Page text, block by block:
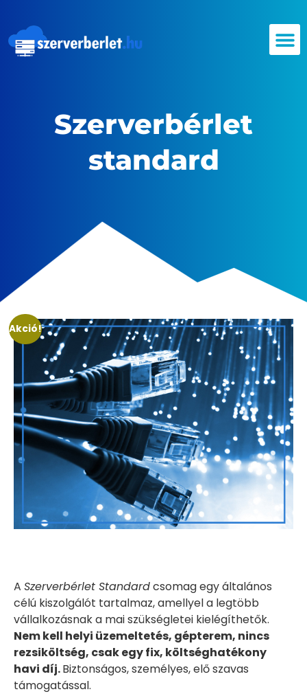
Szerverbérlet
standard
Akció!
A Szerverbérlet Standardcsomag egy általános
célú kiszolgálót tartalmaz, amellyel a legtöbb
vállalkozásnak a mai szükségletei kielégíthetők.
Nem kell helyi üzemeltetés, gépterem, nincs
rezsiköltség, csak egy fix, költséghatékony
havi díj.Biztonságos, személyes, elő szavas
támogatással.